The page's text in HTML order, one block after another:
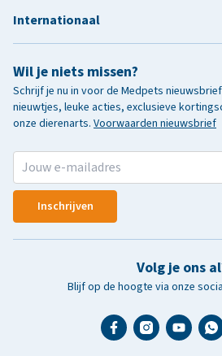
Wil je niets missen?
Schrijf je nu in voor de Medpets
nieuwtjes, leuke acties, exclusieve
onze dierenarts. Voorwaarden nieuwsbrief
Inschrijven
Volg je ons
Blijf op de hoogte via onze
Internationaal